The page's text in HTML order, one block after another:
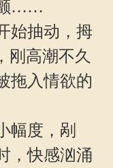
颤……
始抽动，拇
刚高潮不久
拖入情欲的
幅度，剐
，快感汹涌